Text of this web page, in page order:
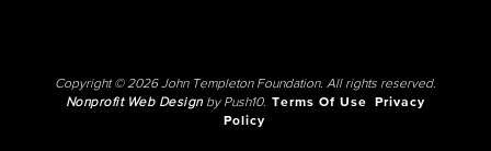
Copyright © 2026 John Templeton Foundation. All rights reserved.
Nonprofit Web Designby Push10. Terms Of Use
Privacy
Policy